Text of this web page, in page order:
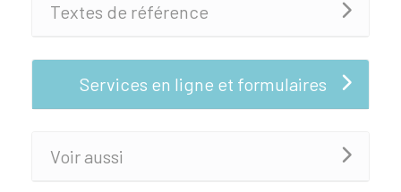
Textes de référence
Services en ligne et formulaires
Voir aussi